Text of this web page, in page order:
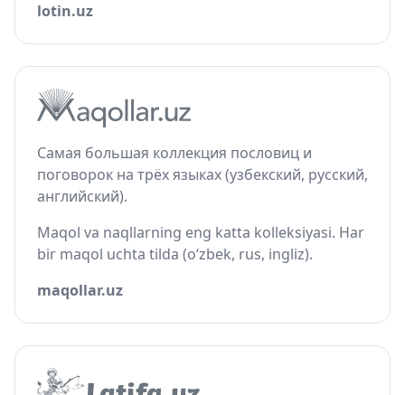
lotin.uz
Самая большая коллекция пословиц и
поговорок на трёх языках (узбекский, русский,
английский).
Maqol va naqllarning eng katta kolleksiyasi. Har
bir maqol uchta tilda (o‘zbek, rus, ingliz).
maqollar.uz